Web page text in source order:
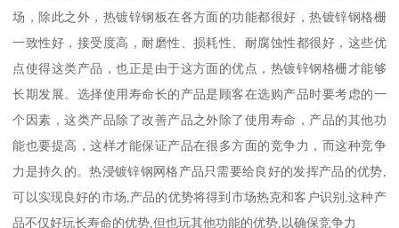
场，除此之外，热镀锌钢板在各方面的功能都很好，热镀锌钢格栅
一致性好，接受度高，耐磨性、损耗性、耐腐蚀性都很好，这些优
点使得这类产品，也正是由于这方面的优点，热镀锌钢格栅才能够
长期发展。选择使用寿命长的产品是顾客在选购产品时要考虑的一
个因素，这类产品除了改善产品之外除了使用寿命，产品的其他功
能也要提高，这样才能保证产品在很多方面的竞争力，而这种竞争
力是持久的。热浸镀锌钢网格产品只需要给良好的发挥产品的优势,
可以实现良好的市场,产品的优势将得到市场热克和客户识别,这种产
品不仅好玩长寿命的优势,但也玩其他功能的优势,以确保竞争力